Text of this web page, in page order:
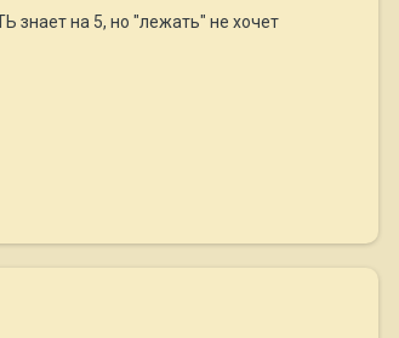
знает на 5, но "лежать" не хочет